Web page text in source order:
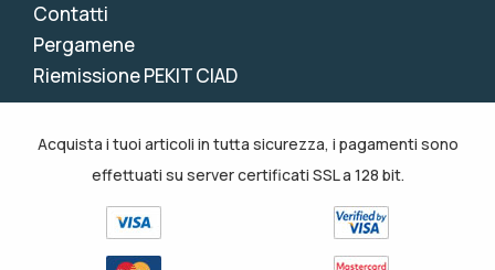
Contatti
Pergamene
Riemissione PEKIT CIAD
Acquista i tuoi articoli in tutta sicurezza, i pagamenti sono
effettuati su server certificati SSL a 128 bit.